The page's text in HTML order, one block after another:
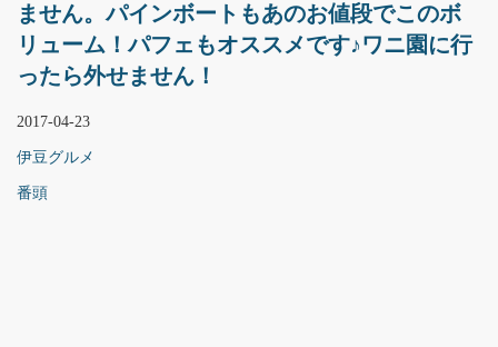
ません。パインボートもあのお値段でこのボ
リューム！パフェもオススメです♪ワニ園に行
ったら外せません！
2017-04-23
伊豆グルメ
番頭